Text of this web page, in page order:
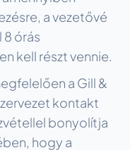
a vezetővé
órás
kell részt vennie.
a Gill &
kontakt
bonyolítja
hogy a